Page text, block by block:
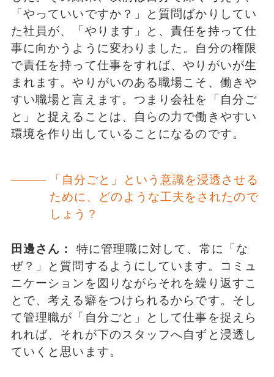
「やっていいですか？」と質問ばかりしてい
た社員が、「やります」と、責任を持って仕
事に向かうように変わりました。自分の権限
で責任を持って仕事をすれば、やりがいが生
まれます。やりがいのある職場こそ、働きや
すい職場と言えます。つまり会社を「自分ご
と」と捉えることは、自らの力で働きやすい
環境を作り出していることになるのです。
「自分ごと」という意識を浸透させる
ために、どのような工夫をされたので
しょう？
田邊さん：
特に管理職に対して、常に「な
ぜ？」と質問するようにしています。コミュ
ニケーションを図りながらそれを繰り返すこ
とで、考える癖をつけられるからです。そし
て管理職が「自分ごと」として仕事を捉えら
れれば、それが下のスタッフへ自ずと浸透し
ていくと思います。